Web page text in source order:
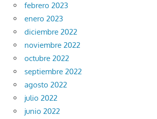
febrero 2023
enero 2023
diciembre 2022
noviembre 2022
octubre 2022
septiembre 2022
agosto 2022
julio 2022
junio 2022